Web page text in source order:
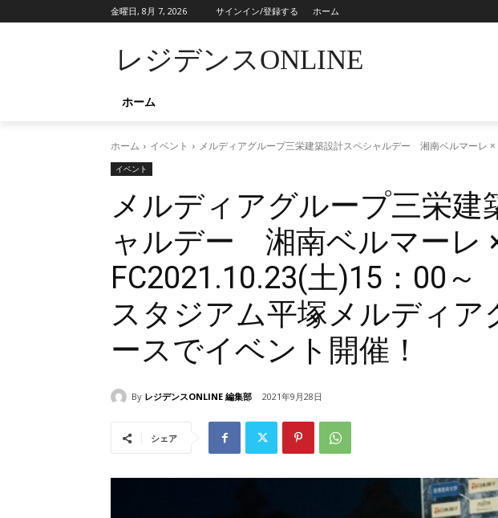
金曜日, 8月 7, 2026 サインイン/登録する ホーム
レジデンスONLINE
ホーム
ホーム イベント メルディアグループ三栄建築設計スペシャルデー 湘南ベルマーレ
イベント
メルディアグループ三栄建
ャルデー 湘南ベルマーレ
FC2021.10.23(土)15：00
スタジアム平塚メルディア
ースでイベント開催！
By レジデンスONLINE 編集部 2021年9月28日
シェア